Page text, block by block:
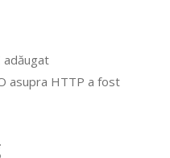
adăugat
asupra HTTP a fost